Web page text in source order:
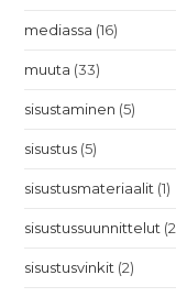
mediassa (16)
muuta (33)
sisustaminen (5)
sisustus (5)
sisustusmateriaalit (1)
sisustussuunnittelut
sisustusvinkit (2)